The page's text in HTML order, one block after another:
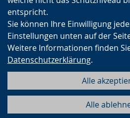
entspricht.
Sie können Ihre Einwilligung
Einstellungen unten auf der
Weitere Informationen finden
Datenschutzerklärung.
Alle
Alle